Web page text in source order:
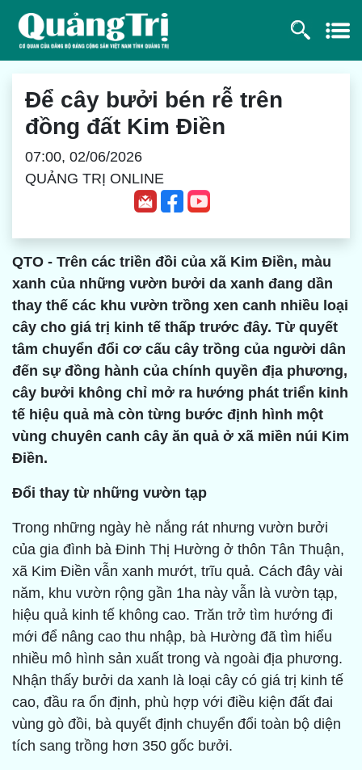
Để cây bưởi bén rễ trên
đồng đất Kim Điền
07:00, 02/06/2026
QUẢNG TRỊ ONLINE
QTO - Trên các triền đồi của xã Kim Điền, màu
xanh của những vườn bưởi da xanh đang dần
thay thế các khu vườn trồng xen canh nhiều loại
cây cho giá trị kinh tế thấp trước đây. Từ quyết
tâm chuyển đổi cơ cấu cây trồng của người dân
đến sự đồng hành của chính quyền địa phương,
cây bưởi không chỉ mở ra hướng phát triển kinh
tế hiệu quả mà còn từng bước định hình một
vùng chuyên canh cây ăn quả ở xã miền núi Kim
Điền.
Đổi thay từ những vườn tạp
Trong những ngày hè nắng rát nhưng vườn bưởi
của gia đình bà Đinh Thị Hường ở thôn Tân Thuận,
xã Kim Điền vẫn xanh mướt, trĩu quả. Cách đây vài
năm, khu vườn rộng gần 1ha này vẫn là vườn tạp,
hiệu quả kinh tế không cao. Trăn trở tìm hướng đi
mới để nâng cao thu nhập, bà Hường đã tìm hiểu
nhiều mô hình sản xuất trong và ngoài địa phương.
Nhận thấy bưởi da xanh là loại cây có giá trị kinh tế
cao, đầu ra ổn định, phù hợp với điều kiện đất đai
vùng gò đồi, bà quyết định chuyển đổi toàn bộ diện
tích sang trồng hơn 350 gốc bưởi.